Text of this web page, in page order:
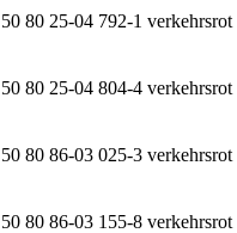
50 80 25-04 792-1 verkehrsrot
50 80 25-04 804-4 verkehrsrot
50 80 86-03 025-3 verkehrsrot
50 80 86-03 155-8 verkehrsrot